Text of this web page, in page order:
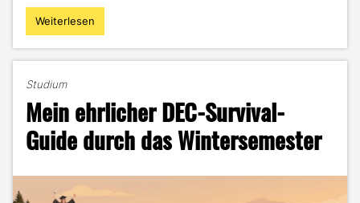
"B2B-
Marketing
Handwerk
–
und
warum
hier
deine
Weiterlesen
Studium
Mein ehrlicher DEC-Survival-
Guide durch das Wintersemester